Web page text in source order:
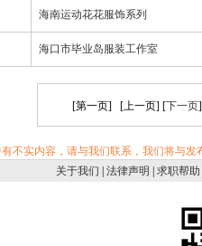
海南运动花花服饰系列
海口市毕业岛服装工作室
[第一页] [上一页] [下一页
不实内容，请与我们联系，我们将与发
关于我们
法律声明 求职帮助